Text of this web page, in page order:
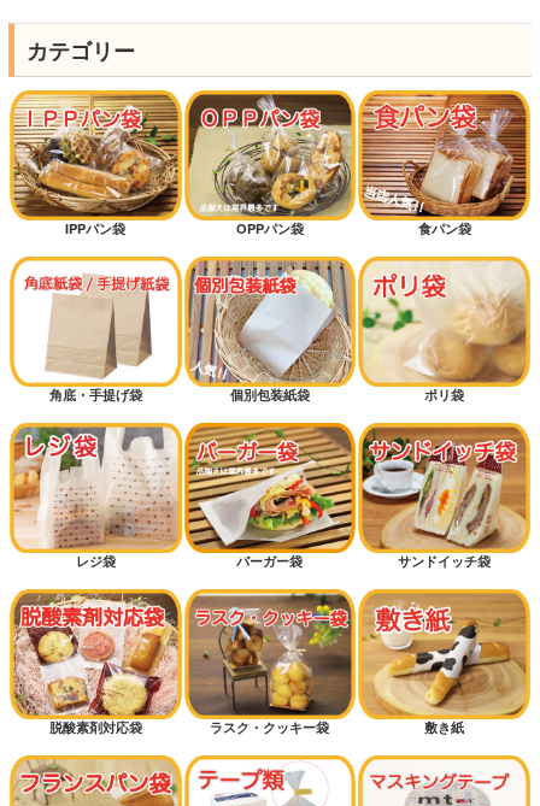
カテゴリー
IPPパン袋 OPPパン袋 食パン袋
角底・手提げ袋 個別包装紙袋 ポリ袋
レジ袋 バーガー袋 サンドイッチ袋
脱酸素剤対応袋 ラスク・クッキー袋 敷き紙